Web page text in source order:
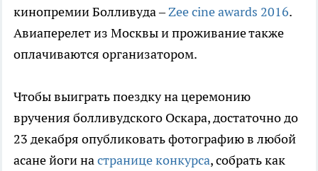
кинопремии Болливуда –Zee cine awards 2016.
Авиаперелет из Москвы и проживание также
оплачиваются организатором.
Чтобы выиграть поездку на церемонию
вручения болливудского Оскара, достаточно до
23 декабря опубликовать фотографию в любой
асане йоги настранице конкурса, собрать как